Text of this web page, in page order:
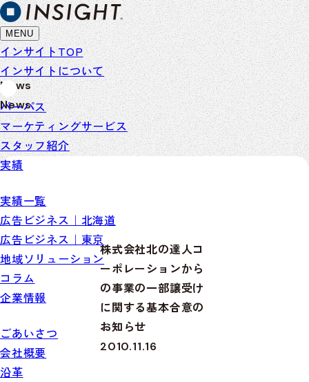
MENU
インサイトTOP
インサイトについて
パーパス
マーケティングサービス
スタッフ紹介
実績
実績一覧
広告ビジネス｜北海道
広告ビジネス｜東京
地域ソリューション
コラム
企業情報
ごあいさつ
会社概要
沿革
News
News
株式会社北の達人コ
ーポレーションから
の事業の一部譲受け
に関する基本合意の
お知らせ
2010.11.16